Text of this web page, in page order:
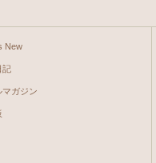
New
記
マガジン